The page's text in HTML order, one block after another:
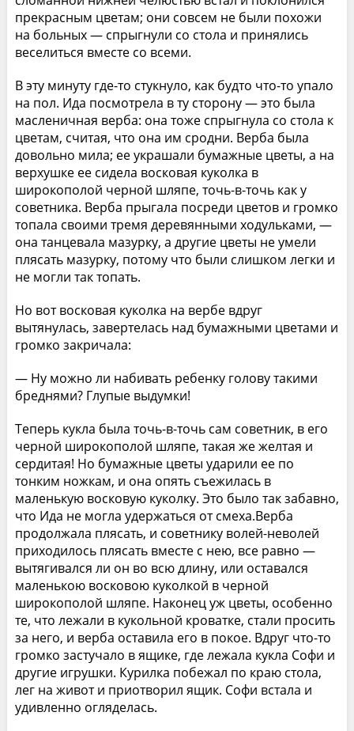
прекрасным цветам; они совсем не были похожи
на больных — спрыгнули со стола и принялись
веселиться вместе со всеми.
В эту минуту где-то стукнуло, как будто что-то упало
на пол. Ида посмотрела в ту сторону — это была
масленичная верба: она тоже спрыгнула со стола к
цветам, считая, что она им сродни. Верба была
довольно мила; ее украшали бумажные цветы, а на
верхушке ее сидела восковая куколка в
широкополой черной шляпе, точь-в-точь как у
советника. Верба прыгала посреди цветов и громко
топала своими тремя деревянными ходульками, —
она танцевала мазурку, а другие цветы не умели
плясать мазурку, потому что были слишком легки и
не могли так топать.
Но вот восковая куколка на вербе вдруг
вытянулась, завертелась над бумажными цветами и
громко закричала:
— Ну можно ли набивать ребенку голову такими
бреднями? Глупые выдумки!
Теперь кукла была точь-в-точь сам советник, в его
черной широкополой шляпе, такая же желтая и
сердитая! Но бумажные цветы ударили ее по
тонким ножкам, и она опять съежилась в
маленькую восковую куколку. Это было так забавно,
что Ида не могла удержаться от смеха.Верба
продолжала плясать, и советнику волей-неволей
приходилось плясать вместе с нею, все равно —
вытягивался ли он во всю длину, или оставался
маленькою восковою куколкой в черной
широкополой шляпе. Наконец уж цветы, особенно
те, что лежали в кукольной кроватке, стали просить
за него, и верба оставила его в покое. Вдруг что-то
громко застучало в ящике, где лежала кукла Софи и
другие игрушки. Курилка побежал по краю стола,
лег на живот и приотворил ящик. Софи встала и
удивленно огляделась.